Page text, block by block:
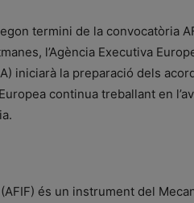
termini de la convocatòria
l’Agència Executiva
iniciarà la preparació dels
continua treballant en
és un instrument del